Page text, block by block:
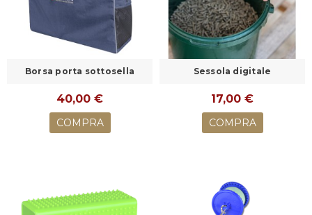
Borsa porta sottosella
40,00 €
COMPRA
Sessola digitale
17,00 €
COMPRA